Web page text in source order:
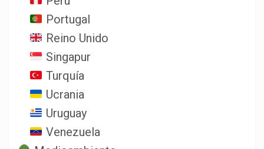
Portugal
Reino Unido
Singapur
Turquía
Ucrania
Uruguay
Venezuela